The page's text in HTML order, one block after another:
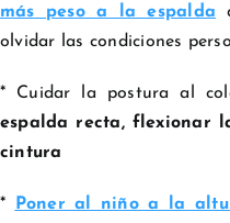
más peso a la espalda
olvidar las condiciones
* Cuidar la postura al
espalda recta, flexionar
cintura
* Poner al niño a la